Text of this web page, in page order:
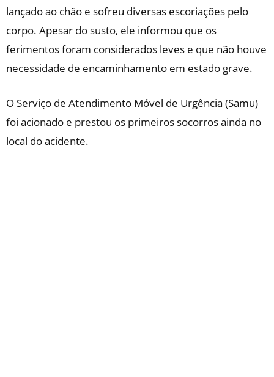
lançado ao chão e sofreu diversas escoriações pelo
corpo. Apesar do susto, ele informou que os
ferimentos foram considerados leves e que não houve
necessidade de encaminhamento em estado grave.
O Serviço de Atendimento Móvel de Urgência (Samu)
foi acionado e prestou os primeiros socorros ainda no
local do acidente.